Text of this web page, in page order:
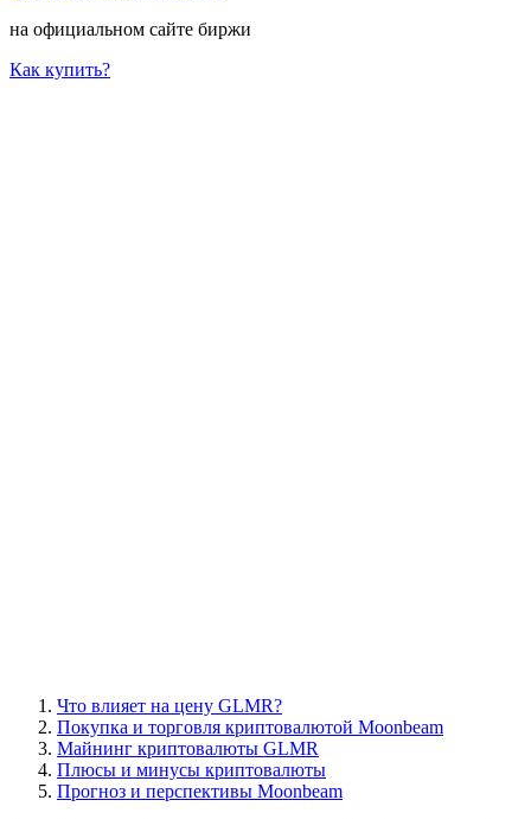
на официальном сайте биржи
Как купить?
Что влияет на цену GLMR?
Покупка и торговля криптовалютой Moonbeam
Майнинг криптовалюты GLMR
Плюсы и минусы криптовалюты
Прогноз и перспективы Moonbeam